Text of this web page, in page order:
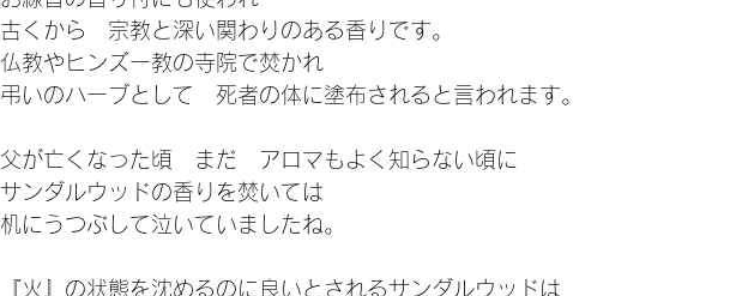
古くから　宗教と深い関わりのある香りです。
仏教やヒンズー教の寺院で焚かれ
弔いのハーブとして　死者の体に塗布されると言われます。
父が亡くなった頃　まだ　アロマもよく知らない頃に
サンダルウッドの香りを焚いては
机にうつぶして泣いていましたね。
『火』の状態を沈めるのに良いとされるサンダルウッドは